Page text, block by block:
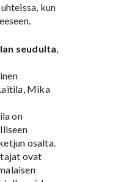
kun
seudulta,
Mika
on
osalta.
ovat